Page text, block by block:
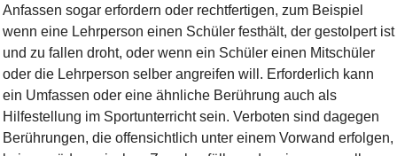
Anfassen sogar erfordern oder rechtfertigen, zum Beispiel
wenn eine Lehrperson einen Schüler festhält, der gestolpert ist
und zu fallen droht, oder wenn ein Schüler einen Mitschüler
oder die Lehrperson selber angreifen will. Erforderlich kann
ein Umfassen oder eine ähnliche Berührung auch als
Hilfestellung im Sportunterricht sein. Verboten sind dagegen
Berührungen, die offensichtlich unter einem Vorwand erfolgen,